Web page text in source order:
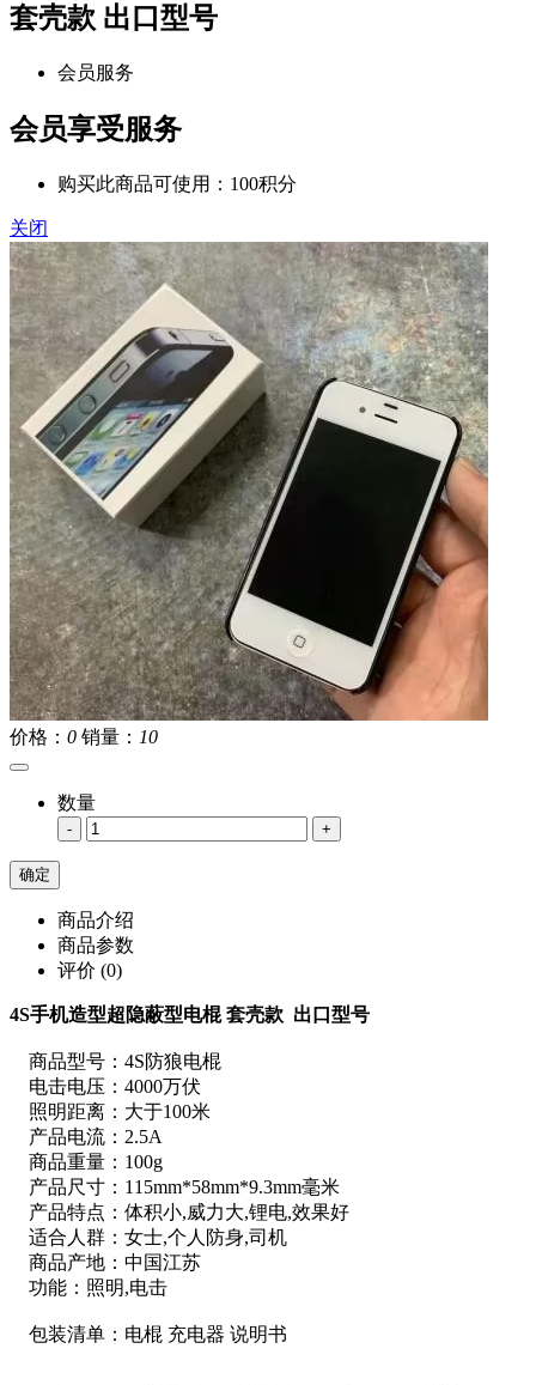
套壳款 出口型号
会员服务
会员享受服务
购买此商品可使用：100积分
关闭
价格： 0 销量： 10
数量
- +
商品介绍
商品参数
评价 (0)
4S手机造型超隐蔽型电棍 套壳款 出口型号
商品型号：4S防狼电棍
电击电压：4000万伏
照明距离：大于100米
产品电流：2.5A
商品重量：100g
产品尺寸：115mm*58mm*9.3mm毫米
产品特点：体积小,威力大,锂电,效果好
适合人群：女士,个人防身,司机
商品产地：中国江苏
功能：照明,电击
包装清单：电棍 充电器 说明书